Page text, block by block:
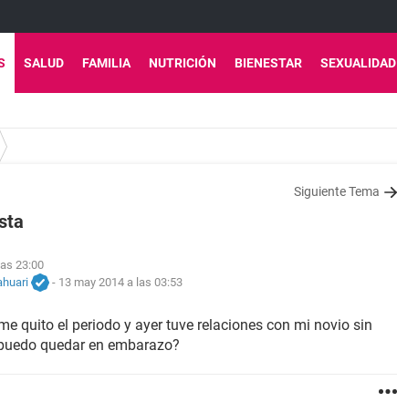
SALUD FAMILIA NUTRICIÓN BIENESTAR SEXUALIDAD
Siguiente Tema
23:00
- 13 may 2014 a las 03:53
quito el periodo y ayer tuve relaciones con mi novio sin
quedar en embarazo?